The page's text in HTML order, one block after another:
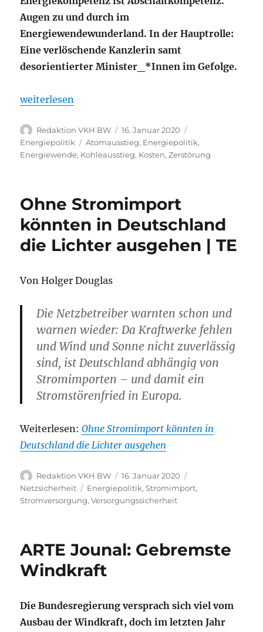
Augen zu und durch im
Energiewendewunderland. In der Hauptrolle:
Eine verlöschende Kanzlerin samt
desorientierter Minister_*Innen im Gefolge.
„Springen ohne Fallschirm | TE“
weiterlesen
Autor
Redaktion VKH BW
Veröffentlicht
am
16. Januar 2020
Energiepolitik
Schlagwörter
Atomausstieg, Energiepolitik,
Energiewende, Kohleausstieg, Kosten,Zerstörung
Ohne Stromimport
könnten in Deutschland
die Lichter ausgehen | TE
Von Holger Douglas
Die Netzbetreiber warnten schon und
warnen wieder: Da Kraftwerke fehlen
und Wind und Sonne nicht zuverlässig
sind, ist Deutschland abhängig von
Stromimporten – und damit ein
Stromstörenfried in Europa.
Weiterlesen:Ohne Stromimport könnten in
Deutschland die Lichter ausgehen
Autor
Redaktion VKH BW
Veröffentlicht
am
16. Januar 2020
Netzsicherheit
Schlagwörter
Energiepolitik,Stromimport,
Stromversorgung,Versorgungssicherheit
ARTE Jounal: Gebremste
Windkraft
Die Bundesregierung versprach sich viel vom
Ausbau der Windkraft, doch im letzten Jahr